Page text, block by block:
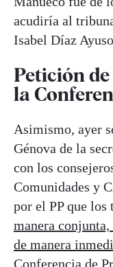
acudiría al
Isabel Díaz
Petición
la
Asimismo, ayer
Génova de la
con los
Comunidades y
por el PP que los
manera
de manera
Conferencia de